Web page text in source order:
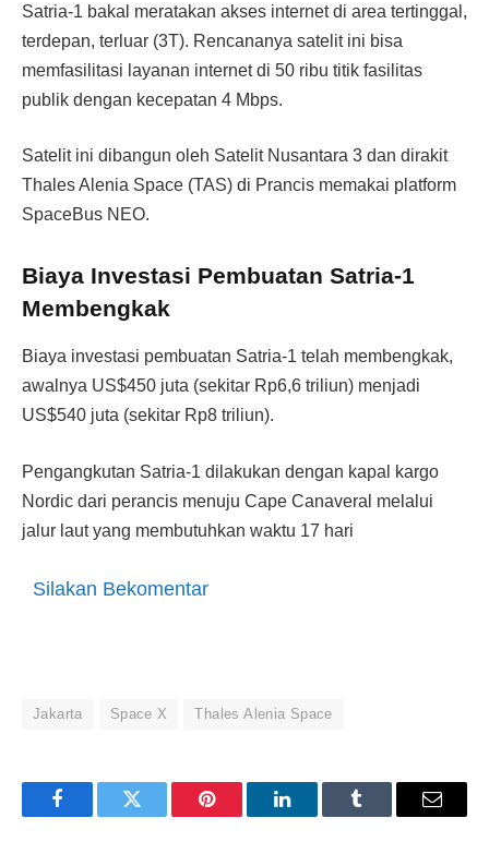
Satria-1 bakal meratakan akses internet di area tertinggal,
terdepan, terluar (3T). Rencananya satelit ini bisa
memfasilitasi layanan internet di 50 ribu titik fasilitas
publik dengan kecepatan 4 Mbps.
Satelit ini dibangun oleh Satelit Nusantara 3 dan dirakit
Thales Alenia Space (TAS) di Prancis memakai platform
SpaceBus NEO.
Biaya Investasi Pembuatan Satria-1
Membengkak
Biaya investasi pembuatan Satria-1 telah membengkak,
awalnya US$450 juta (sekitar Rp6,6 triliun) menjadi
US$540 juta (sekitar Rp8 triliun).
Pengangkutan Satria-1 dilakukan dengan kapal kargo
Nordic dari perancis menuju Cape Canaveral melalui
jalur laut yang membutuhkan waktu 17 hari
Silakan Bekomentar
Jakarta Space X Thales Alenia Space
FacebookTwitter Pinterest LinkedInTumblr Email